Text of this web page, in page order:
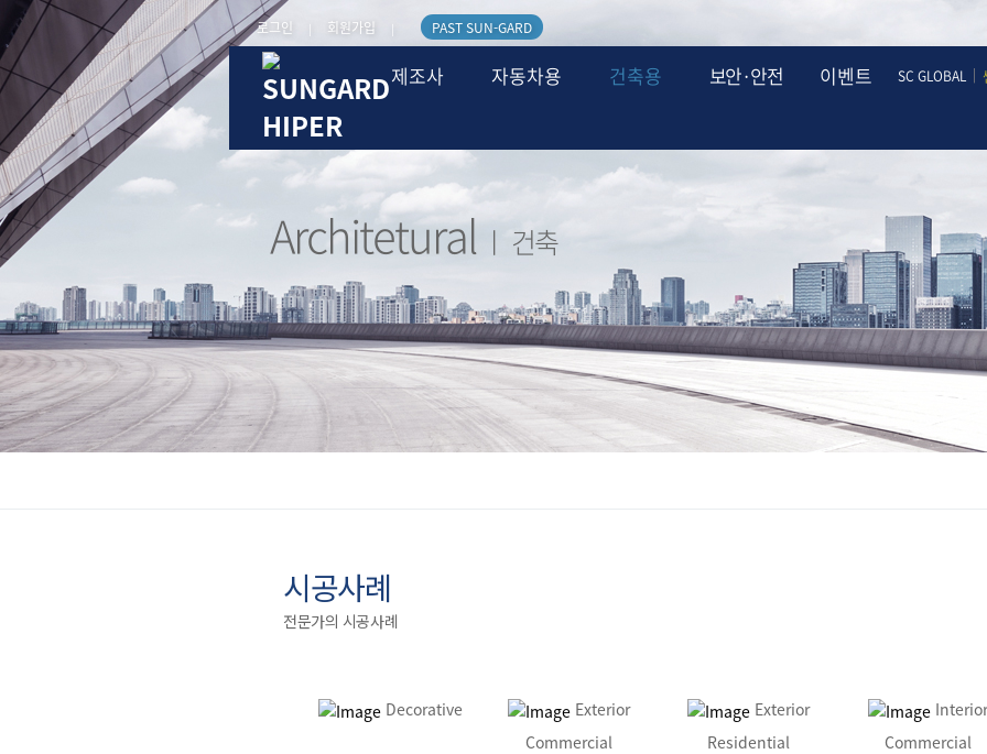
로그인 회원가입 PAST SUN-GARD
제조사 자동차용 건축용 보안·안전 이벤트 SC GLOBAL |
Architetural ㅣ 건축
건축용필름 필름소개 품질관리정책
시공사례
전문가의 시공사례
Decorative
Exterior
Commercial
Exterior
Residential
Interior
Commercial